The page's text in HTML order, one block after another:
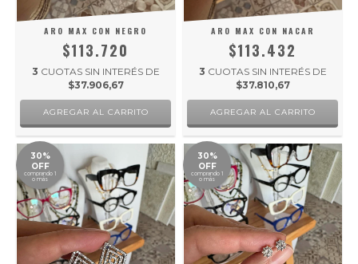
ARO MAX CON NEGRO
$113.720
3 CUOTAS SIN INTERÉS DE
$37.906,67
ARO MAX CON NACAR
$113.432
3 CUOTAS SIN INTERÉS DE
$37.810,67
30%
OFF
comprando 1
o más
30%
OFF
comprando 1
o más